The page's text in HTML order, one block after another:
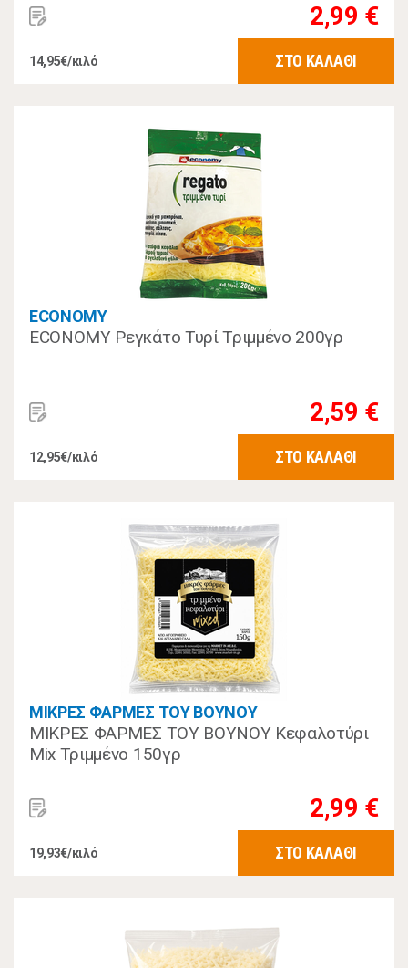
2,99 €
14,95€/κιλό ΣΤΟ ΚΑΛΑΘΙ
ECONOMY
ECONOMY Ρεγκάτο Τυρί Τριμμένο 200γρ
2,59 €
12,95€/κιλό ΣΤΟ ΚΑΛΑΘΙ
ΜΙΚΡΕΣ ΦΑΡΜΕΣ ΤΟΥ ΒΟΥΝΟΥ
ΜΙΚΡΕΣ ΦΑΡΜΕΣ ΤΟΥ ΒΟΥΝΟΥ Κεφαλοτύρι
Mix Τριμμένο 150γρ
2,99 €
19,93€/κιλό ΣΤΟ ΚΑΛΑΘΙ